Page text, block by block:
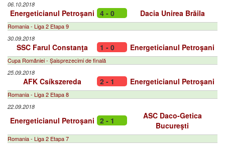
06.10.2018
Energeticianul Petroşani 4 - 0 Dacia Unirea Brăila
Romania - Liga 2 Etapa 9
30.09.2018
SSC Farul Constanţa 1 - 0 Energeticianul Petroşani
Cupa României - Șaisprezecimi de finală
25.09.2018
AFK Csíkszereda 2 - 1 Energeticianul Petroşani
Romania - Liga 2 Etapa 8
22.09.2018
Energeticianul Petroşani 2 - 1
ASC Daco-Getica
Bucureşti
Romania - Liga 2 Etapa 7